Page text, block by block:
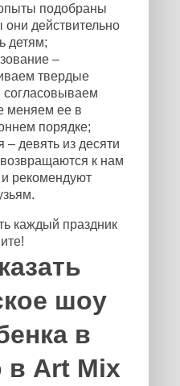
подобраны
они действительно
детям;
–
твердые
согласовываем
меняем ее в
порядке;
– девять из десяти
к нам
рекомендуют
каждый праздник
шоу
в
в Art Mix